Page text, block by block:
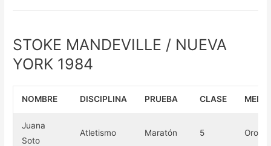
STOKE MANDEVILLE / NUEVA
YORK 1984
NOMBRE DISCIPLINA PRUEBA CLASE
Juana
Soto
Atletismo Maratón 5 Oro